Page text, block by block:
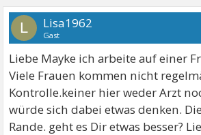
L Lisa1962
Gast
Liebe Mayke ich arbeite auf einer
Viele Frauen kommen nicht
Kontrolle.keiner hier weder Arzt
würde sich dabei etwas denken.
Rande. geht es Dir etwas besser?